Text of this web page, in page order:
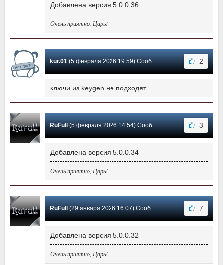
Добавлена версия 5.0.0.36
Очень приятно, Царь!
kur.01(5 февраля 2026 19:59) Сообщение #1543 2
ключи из keygen не подходят
RuFull(5 февраля 2026 14:54) Сообщение #1542 3
Добавлена версия 5.0.0.34
Очень приятно, Царь!
RuFull(29 января 2026 16:07) Сообщение #1541 7
Добавлена версия 5.0.0.32
Очень приятно, Царь!